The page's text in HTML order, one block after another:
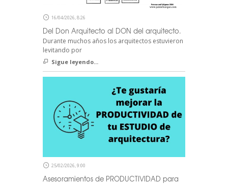
16/04/2026, 8:26
Del Don Arquitecto al DON del arquitecto.
Durante muchos años los arquitectos estuvieron
levitando por
Sigue leyendo...
25/02/2026, 9:00
Asesoramientos de PRODUCTIVIDAD para